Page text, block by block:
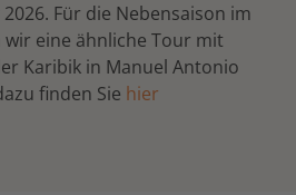
Für die Nebensaison im
wir eine ähnliche Tour mit
Karibik in Manuel Antonio
finden Sie hier